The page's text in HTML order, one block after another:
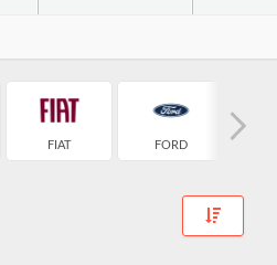
FIAT FORD
Toggle